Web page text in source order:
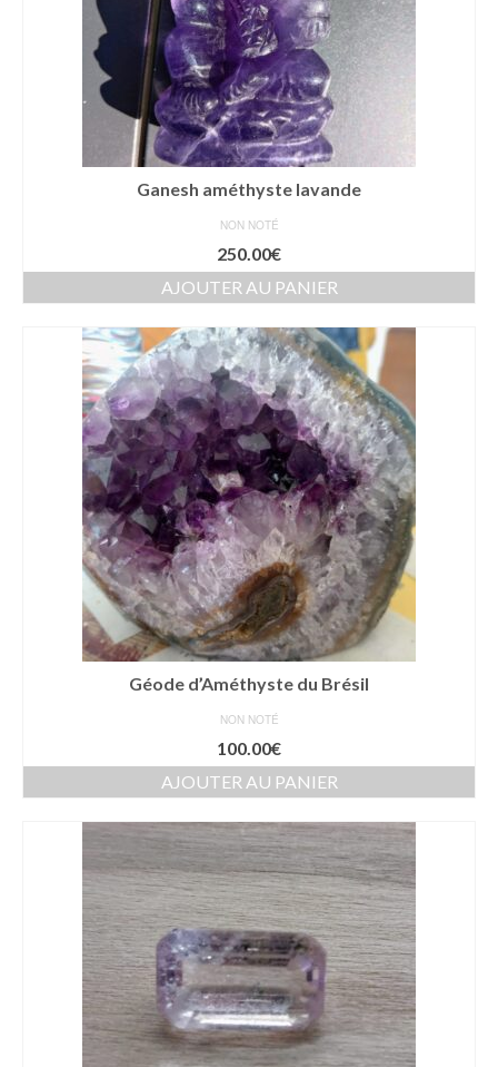
Ganesh améthyste lavande
NON NOTÉ
250.00€
AJOUTER AU PANIER
Géode d’Améthyste du Brésil
NON NOTÉ
100.00€
AJOUTER AU PANIER